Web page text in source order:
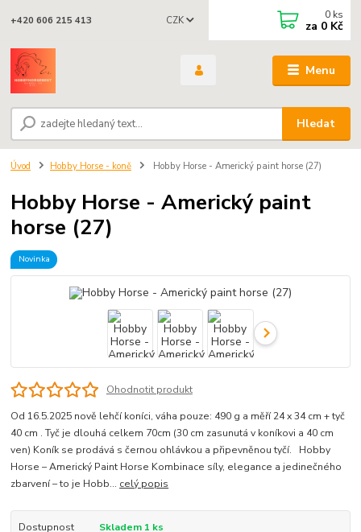
Menu
CZK
Hledat
+420 606 215 413 0 ks
za 0 Kč
Úvod Hobby Horse - koně Hobby Horse - Americký paint horse (27)
Hobby Horse - Americký paint
horse (27)
Novinka
Ohodnotit produkt
Od 16.5.2025 nově lehčí koníci, váha pouze: 490 g a měří 24 x 34 cm + tyč
40 cm . Tyč je dlouhá celkem 70cm (30 cm zasunutá v koníkovi a 40 cm
ven) Koník se prodává s černou ohlávkou a připevněnou tyčí. Hobby
Horse – Americký Paint Horse Kombinace síly, elegance a jedinečného
zbarvení – to je Hobb... celý popis
Dostupnost Skladem 1 ks